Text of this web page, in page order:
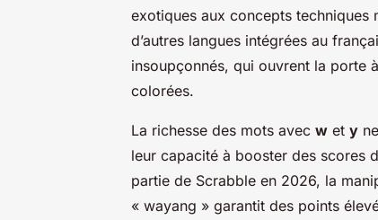
exotiques aux concepts techniques
d’autres langues intégrées au
insoupçonnés, qui ouvrent la porte
colorées.
La richesse des mots avec w et y
leur capacité à booster des scores
partie de Scrabble en 2026, la
« wayang » garantit des points